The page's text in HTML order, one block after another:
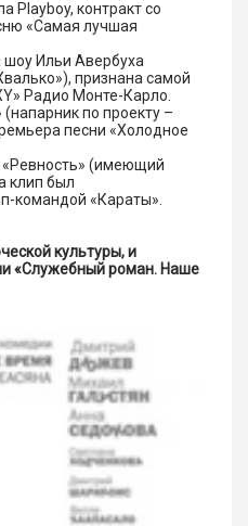
Playboy, контракт со
«Самая лучшая
шоу Ильи Авербуха
признана самой
Радио Монте-Карло.
по проекту –
песни «Холодное
«Ревность» (имеющий
клип был
командой «Караты».
культуры, и
«Служебный роман. Наше